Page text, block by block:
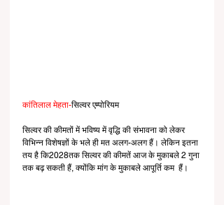
कांतिलाल मेहता-सिल्वर एम्पोरियम
सिल्वर की कीमतों में भविष्य में वृद्धि की संभावना को लेकर
विभिन्न विशेषज्ञों के भले ही मत अलग-अलग हैं। लेकिन इतना
तय है कि2028तक सिल्वर की कीमतें आज के मुकाबले 2 गुना
तक बढ़ सकती हैं, क्योंकि मांग के मुकाबले आपूर्ति कम  हैं।